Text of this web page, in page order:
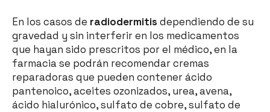
En los casos de radiodermitis dependiendo de su
gravedad y sin interferir en los medicamentos
que hayan sido prescritos por el médico, en la
farmacia se podrán recomendar cremas
reparadoras que pueden contener ácido
pantenoico, aceites ozonizados, urea, avena,
ácido hialurónico, sulfato de cobre, sulfato de